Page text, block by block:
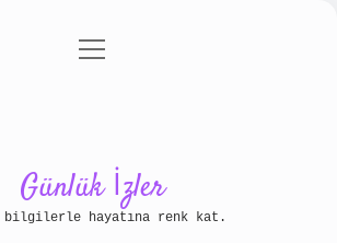
Gizlilik Politikası
menüyü
Günlük İzler
bilgilerle hayatına renk kat.